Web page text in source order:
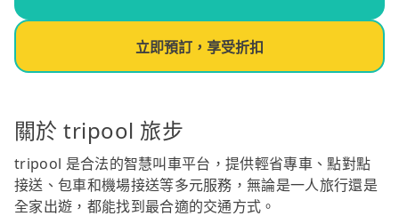
立即預訂，享受折扣
關於 tripool 旅步
tripool 是合法的智慧叫車平台，提供輕省專車、點對點
接送、包車和機場接送等多元服務，無論是一人旅行還是
全家出遊，都能找到最合適的交通方式。